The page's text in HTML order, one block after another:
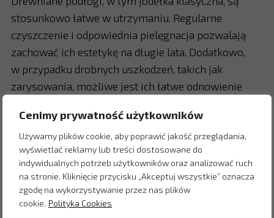
Cenimy prywatność użytkowników
Używamy plików cookie, aby poprawić jakość przeglądania,
wyświetlać reklamy lub treści dostosowane do
indywidualnych potrzeb użytkowników oraz analizować ruch
na stronie. Kliknięcie przycisku „Akceptuj wszystkie” oznacza
zgodę na wykorzystywanie przez nas plików
cookie. Polityka Cookies
stosunkowo łatwe w utrzymaniu. Regularne
czyszczenie i odpowiednia pielęgnacja pozwalają
zachować ich estetykę na długie lata. Dodatkowo,
w przypadku drobnych uszkodzeń, takich jak
zarysowania, możliwe jest ich łatwe odnowienie
Wartość inwestycyjna
Inwestycja w podłogę z drewna dębowego w jodełkę
klasyczną podnosi wartość nieruchomości. Tego
rodzaju podłogi są cenione na rynku nieruchomości,
co może przynieść korzyści w przypadku sprzedaży